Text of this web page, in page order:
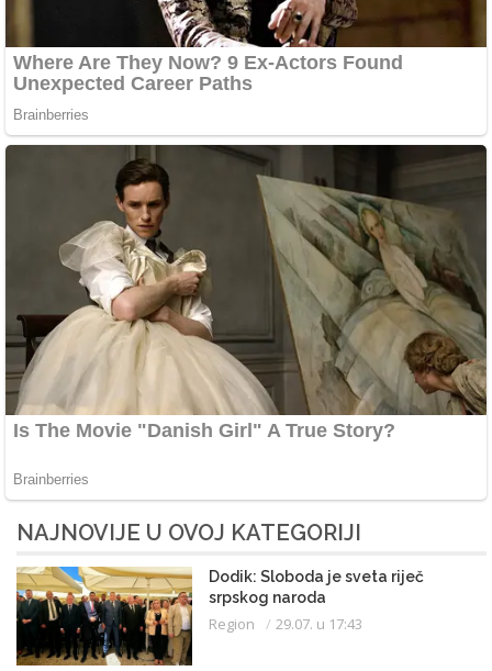
NAJNOVIJE U OVOJ KATEGORIJI
Dodik: Sloboda je sveta riječ
srpskog naroda
Region 29.07. u 17:43